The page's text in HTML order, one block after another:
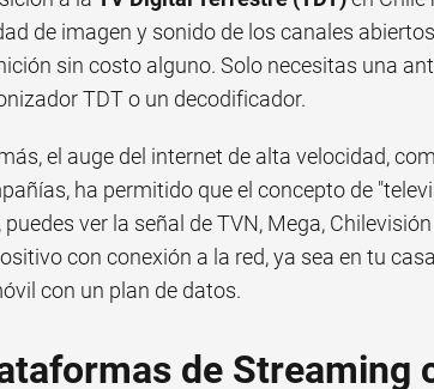
de imagen y sonido de los canales
sin costo alguno. Solo necesitas una
TDT o un decodificador.
el auge del internet de alta velocidad,
ha permitido que el concepto de
puedes ver la señal de TVN, Mega,
con conexión a la red, ya sea en tu
con un plan de datos.
de Streaming